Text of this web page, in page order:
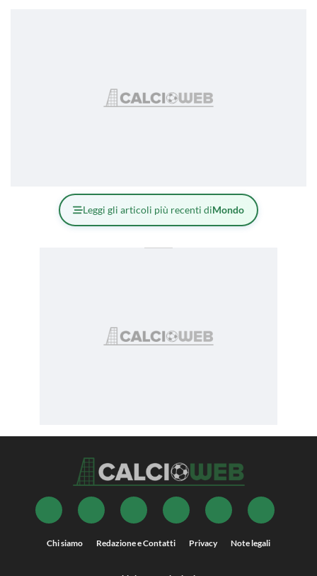
Leggi gli articoli più recenti diMondo
Chi siamo Redazione e Contatti Privacy Note legali